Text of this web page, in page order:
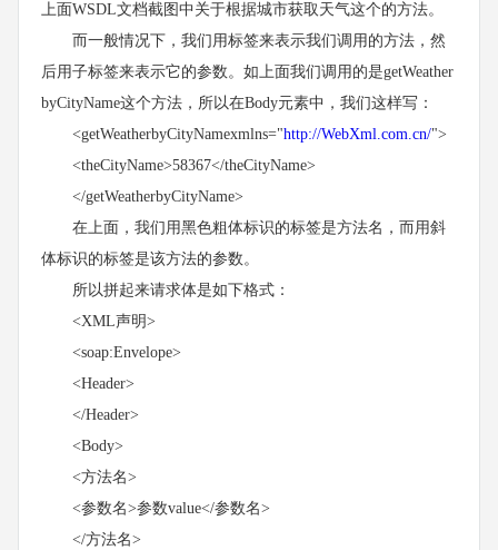
上面WSDL文档截图中关于根据城市获取天气这个的方法。
而一般情况下，我们用标签来表示我们调用的方法，然
后用子标签来表示它的参数。如上面我们调用的是getWeather
byCityName这个方法，所以在Body元素中，我们这样写：
<getWeatherbyCityNamexmlns="http://WebXml.com.cn/">
<theCityName>58367</theCityName>
</getWeatherbyCityName>
在上面，我们用黑色粗体标识的标签是方法名，而用斜
体标识的标签是该方法的参数。
所以拼起来请求体是如下格式：
<XML声明>
<soap:Envelope>
<Header>
</Header>
<Body>
<方法名>
<参数名>参数value</参数名>
</方法名>